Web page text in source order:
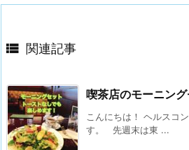
 関連記事
喫茶店のモーニング
こんにちは！ ヘルスコ
す。 先週末は東 ...